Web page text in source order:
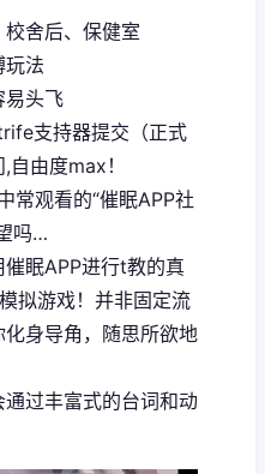
舍后、保健室
玩法
易头飞
支持器提交（正式
由度max！
常观看的“催眠APP社
吗…
眠APP进行t教的真
拟游戏！并非固定流
身导角，随思所欲地
过丰富式的台词和动